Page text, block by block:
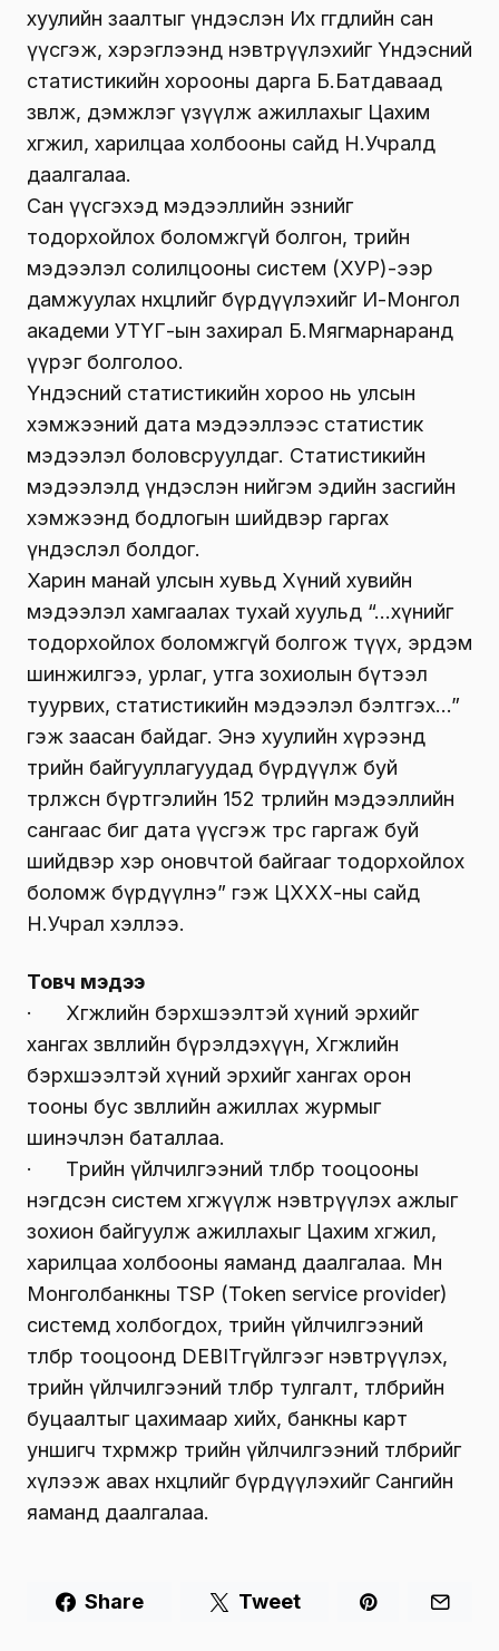
хуулийн заалтыг үндэслэн Их өгөгдлийн сан
үүсгэж, хэрэглээнд нэвтрүүлэхийг Үндэсний
статистикийн хорооны дарга Б.Батдаваад
зөвлөж, дэмжлэг үзүүлж ажиллахыг Цахим
хөгжил, харилцаа холбооны сайд Н.Учралд
даалгалаа.
Сан үүсгэхэд мэдээллийн эзнийг
тодорхойлох боломжгүй болгон, төрийн
мэдээлэл солилцооны систем (ХУР)-ээр
дамжуулах нөхцөлийг бүрдүүлэхийг И-Монгол
академи УТҮГ-ын захирал Б.Мягмарнаранд
үүрэг болголоо.
Үндэсний статистикийн хороо нь улсын
хэмжээний дата мэдээллээс статистик
мэдээлэл боловсруулдаг. Статистикийн
мэдээлэлд үндэслэн нийгэм эдийн засгийн
хэмжээнд бодлогын шийдвэр гаргах
үндэслэл болдог.
Харин манай улсын хувьд Хүний хувийн
мэдээлэл хамгаалах тухай хуульд “…хүнийг
тодорхойлох боломжгүй болгож түүх, эрдэм
шинжилгээ, урлаг, утга зохиолын бүтээл
туурвих, статистикийн мэдээлэл бэлтгэх…”
гэж заасан байдаг. Энэ хуулийн хүрээнд
төрийн байгууллагуудад бүрдүүлж буй
төрөлжсөн бүртгэлийн 152 төрлийн мэдээллийн
сангаас биг дата үүсгэж төрөөс гаргаж буй
шийдвэр хэр оновчтой байгааг тодорхойлох
боломж бүрдүүлнэ” гэж ЦХХХ-ны сайд
Н.Учрал хэллээ.
Товч мэдээ
· Хөгжлийн бэрхшээлтэй хүний эрхийг
хангах зөвлөлийн бүрэлдэхүүн, Хөгжлийн
бэрхшээлтэй хүний эрхийг хангах орон
тооны бус зөвлөлийн ажиллах журмыг
шинэчлэн баталлаа.
· Төрийн үйлчилгээний төлбөр тооцооны
нэгдсэн систем хөгжүүлж нэвтрүүлэх ажлыг
зохион байгуулж ажиллахыг Цахим хөгжил,
харилцаа холбооны яаманд даалгалаа. Мөн
Монголбанкны TSP (Token service provider)
системд холбогдох, төрийн үйлчилгээний
төлбөр тооцоонд DEBITгүйлгээг нэвтрүүлэх,
төрийн үйлчилгээний төлбөр тулгалт, төлбөрийн
буцаалтыг цахимаар хийх, банкны карт
уншигч төхөөрөмжөөр төрийн үйлчилгээний төлбөрийг
хүлээж авах нөхцөлийг бүрдүүлэхийг Сангийн
яаманд даалгалаа.
Share Tweet